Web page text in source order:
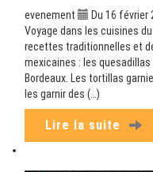
evenement
Du 16 février
Voyage dans les cuisines
recettes traditionnelles et
mexicaines : les quesadillas
Bordeaux. Les tortillas
les garnir des (…)
Lire la suite